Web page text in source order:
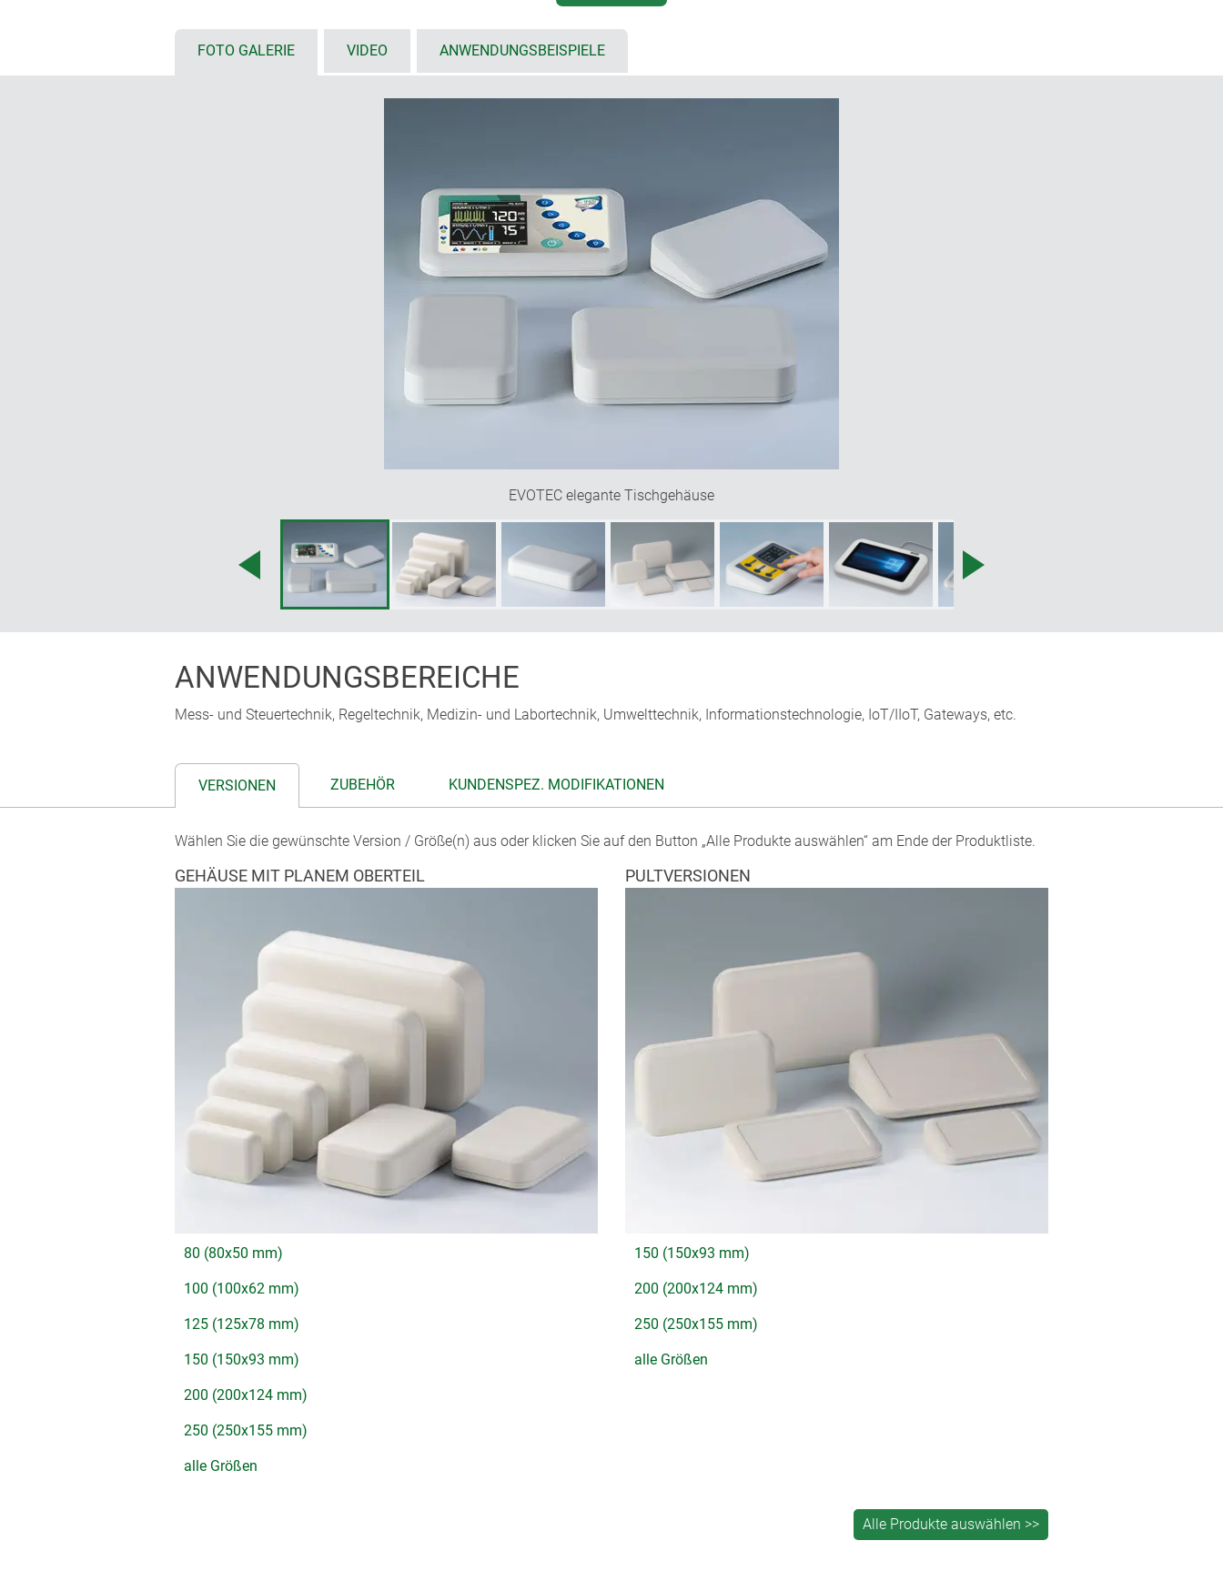
mit planem Oberteil: Größen 80, 100, 125, 150, 200 und 250
als Pultversion: Größen 150, 200 und 250
Verschraubung mit Edelstahlschrauben und Torx-Antrieb
FOTO GALERIE VIDEO ANWENDUNGSBEISPIELE
EVOTEC elegante Tischgehäuse
ANWENDUNGSBEREICHE
Mess- und Steuertechnik, Regeltechnik, Medizin- und Labortechnik, Umwelttechnik, Informationstechnologie, IoT/IIoT, Gateways, etc.
VERSIONEN ZUBEHÖR KUNDENSPEZ. MODIFIKATIONEN
Wählen Sie die gewünschte Version / Größe(n) aus oder klicken Sie auf den Button „Alle Produkte auswählen“ am Ende der Produktliste.
GEHÄUSE MIT PLANEM OBERTEIL
80 (80x50 mm)
100 (100x62 mm)
125 (125x78 mm)
150 (150x93 mm)
200 (200x124 mm)
250 (250x155 mm)
alle Größen
PULTVERSIONEN
150 (150x93 mm)
200 (200x124 mm)
250 (250x155 mm)
alle Größen